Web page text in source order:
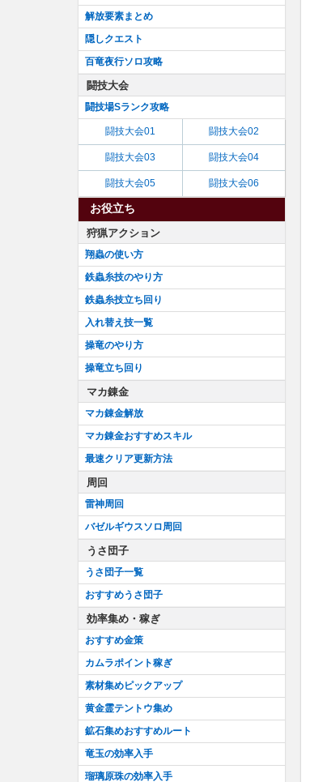
解放要素まとめ
隠しクエスト
百竜夜行ソロ攻略
闘技大会
闘技場Sランク攻略
闘技大会01 闘技大会02
闘技大会03 闘技大会04
闘技大会05 闘技大会06
お役立ち
狩猟アクション
翔蟲の使い方
鉄蟲糸技のやり方
鉄蟲糸技立ち回り
入れ替え技一覧
操竜のやり方
操竜立ち回り
マカ錬金
マカ錬金解放
マカ錬金おすすめスキル
最速クリア更新方法
周回
雷神周回
バゼルギウスソロ周回
うさ団子
うさ団子一覧
おすすめうさ団子
効率集め・稼ぎ
おすすめ金策
カムラポイント稼ぎ
素材集めピックアップ
黄金霊テントウ集め
鉱石集めおすすめルート
竜玉の効率入手
瑠璃原珠の効率入手